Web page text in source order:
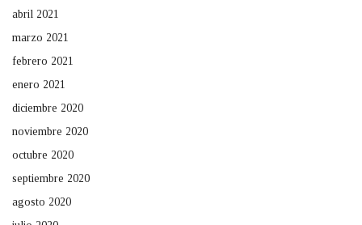
abril 2021
marzo 2021
febrero 2021
enero 2021
diciembre 2020
noviembre 2020
octubre 2020
septiembre 2020
agosto 2020